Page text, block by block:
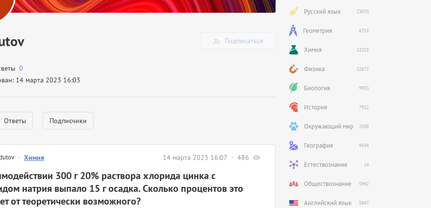
Подписаться
0
14 марта 2023 16:03
Ответы Подписчики
· Химия 14 марта 2023 16:07 486
300 г 20% раствора хлорида цинка с
натрия выпало 15 г осадка. Сколько процентов это
от теоретически возможного?
Русский язык 23870
Геометрия 6755
Химия 12023
Физика 12672
Биология 9933
История 7922
Окружающий мир 2508
География 9594
Естествознание 14
Обществознание 5942
Английский язык 5847